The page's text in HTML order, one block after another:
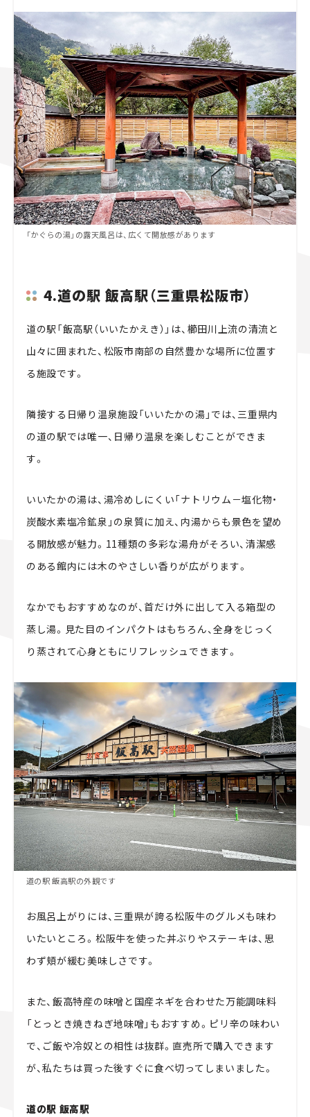
「かぐらの湯」の露天風呂は、広くて開放感があります
4.道の駅 飯高駅（三重県松阪市）
道の駅「飯高駅（いいたかえき）」は、櫛田川上流の清流と
山々に囲まれた、松阪市南部の自然豊かな場所に位置す
る施設です。
隣接する日帰り温泉施設「いいたかの湯」では、三重県内
の道の駅では唯一、日帰り温泉を楽しむことができま
す。
いいたかの湯は、湯冷めしにくい「ナトリウム－塩化物・
炭酸水素塩冷鉱泉」の泉質に加え、内湯からも景色を望め
る開放感が魅力。11種類の多彩な湯舟がそろい、清潔感
のある館内には木のやさしい香りが広がります。
なかでもおすすめなのが、首だけ外に出して入る箱型の
蒸し湯。見た目のインパクトはもちろん、全身をじっく
り蒸されて心身ともにリフレッシュできます。
道の駅 飯高駅の外観です
お風呂上がりには、三重県が誇る松阪牛のグルメも味わ
いたいところ。松阪牛を使った丼ぶりやステーキは、思
わず頬が緩む美味しさです。
また、飯高特産の味噌と国産ネギを合わせた万能調味料
「とっとき焼きねぎ地味噌」もおすすめ。ピリ辛の味わい
で、ご飯や冷奴との相性は抜群。直売所で購入できます
が、私たちは買った後すぐに食べ切ってしまいました。
道の駅 飯高駅